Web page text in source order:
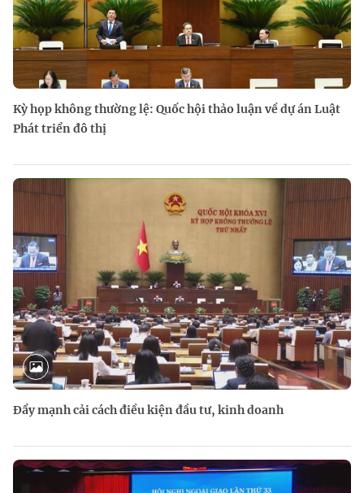
Kỳ họp không thường lệ: Quốc hội thảo luận về dự án Luật
Phát triển đô thị
Đẩy mạnh cải cách điều kiện đầu tư, kinh doanh